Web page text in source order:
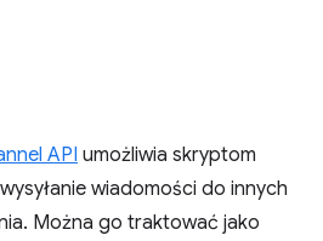
API umożliwia skryptom
wiadomości do innych
Można go traktować jako